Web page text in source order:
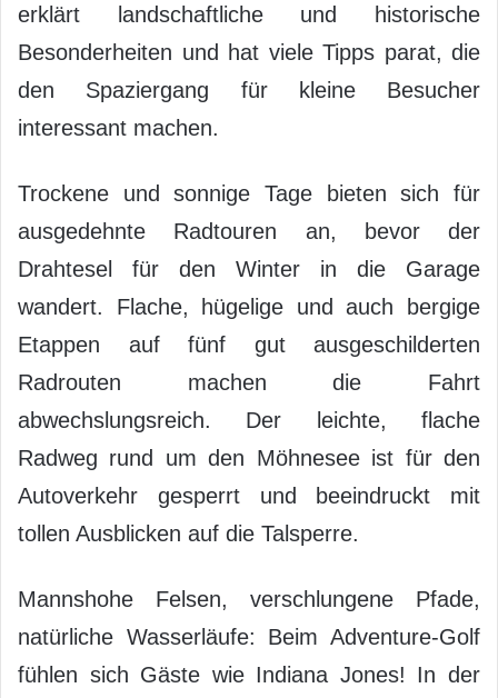
erklärt landschaftliche und historische
Besonderheiten und hat viele Tipps parat, die
den Spaziergang für kleine Besucher
interessant machen.
Trockene und sonnige Tage bieten sich für
ausgedehnte Radtouren an, bevor der
Drahtesel für den Winter in die Garage
wandert. Flache, hügelige und auch bergige
Etappen auf fünf gut ausgeschilderten
Radrouten machen die Fahrt
abwechslungsreich. Der leichte, flache
Radweg rund um den Möhnesee ist für den
Autoverkehr gesperrt und beeindruckt mit
tollen Ausblicken auf die Talsperre.
Mannshohe Felsen, verschlungene Pfade,
natürliche Wasserläufe: Beim Adventure-Golf
fühlen sich Gäste wie Indiana Jones! In der